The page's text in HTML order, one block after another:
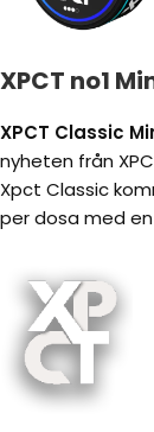
XPCT no1
XPCT Classic
nyheten från
Xpct Classic
per dosa med